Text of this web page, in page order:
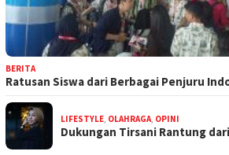
BERITA
Ratusan Siswa dari Berbagai Penjuru
LIFESTYLE OLAHRAGA OPINI
Dukungan Tirsani Rantung